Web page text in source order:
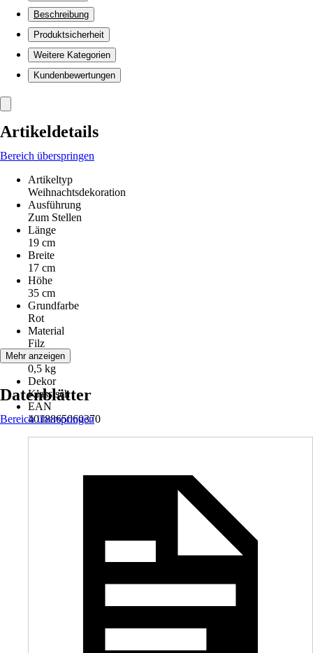
Beschreibung
Produktsicherheit
Weitere Kategorien
Kundenbewertungen
Artikeldetails
Bereich überspringen
Artikeltyp
Weihnachtsdekoration
Ausführung
Zum Stellen
Länge
19 cm
Breite
17 cm
Höhe
35 cm
Grundfarbe
Rot
Material
Filz
Gewicht
0,5 kg
Dekor
Klassisch
EAN
4018865060370
Mehr anzeigen
Datenblätter
Bereich überspringen